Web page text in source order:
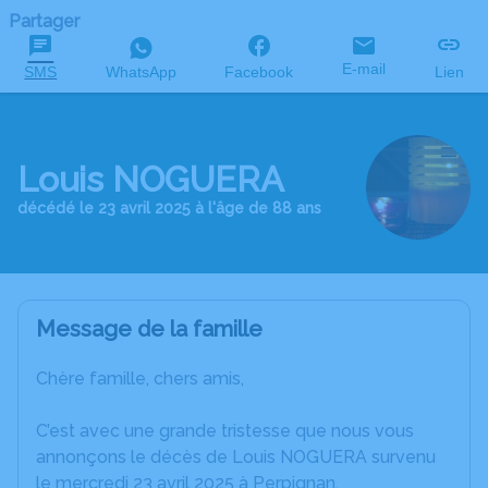
Partager
SMS WhatsApp Facebook E-mail Lien
Louis NOGUERA
décédé le 23 avril 2025 à l'âge de 88 ans
Message de la famille
Chère famille, chers amis,
C’est avec une grande tristesse que nous vous
annonçons le décès de Louis NOGUERA survenu
le mercredi 23 avril 2025 à Perpignan.